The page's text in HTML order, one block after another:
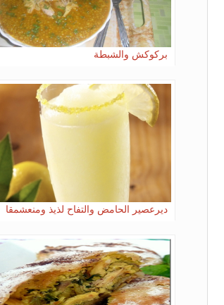
بركوكش والشبطة
ديرعصير الحامض والتفاح لذيذ ومنعشمقا